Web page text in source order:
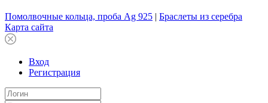
Помолвочные кольца, проба Ag 925 | Браслеты из серебра
Карта сайта
Вход
Регистрация